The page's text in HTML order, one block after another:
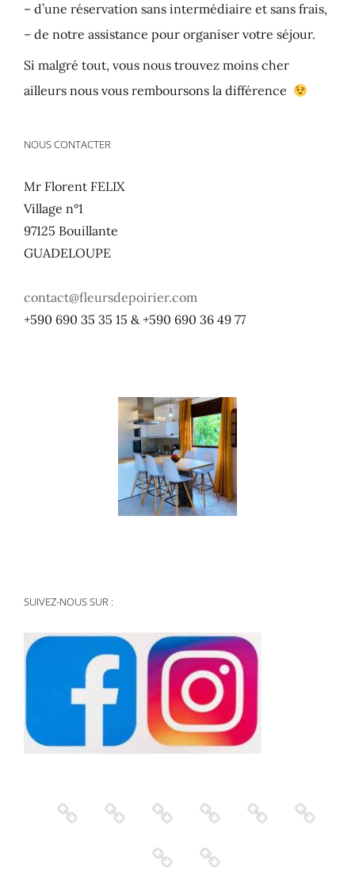
– d’une réservation sans intermédiaire et sans frais,
– de notre assistance pour organiser votre séjour.
Si malgré tout, vous nous trouvez moins cher
ailleurs nous vous remboursons la différence
NOUS CONTACTER
Mr Florent FELIX
Village n°1
97125 Bouillante
GUADELOUPE
contact@fleursdepoirier.com
+590 690 35 35 15 & +590 690 36 49 77
SUIVEZ-NOUS SUR :
Accueil Locations Photos Services TémoignagesActivités
RéservationContact